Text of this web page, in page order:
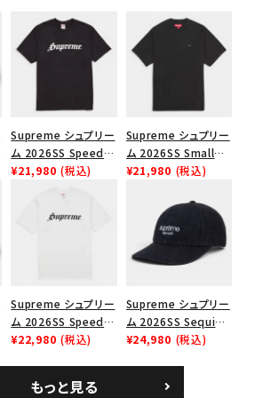
円 ～
Supreme シュプリー
ム 2026SS Speed
Tee スピードTシャツ
¥21,980 (税込)
Supreme シュプリー
ム 2026SS Small
Box Tee スモールボ
¥21,980 (税込)
Supreme シュプリー
ム 2026SS Speed
Tee スピードTシャツ
¥22,980 (税込)
Supreme シュプリー
ム 2026SS Sequin
Denim Classic
シックロゴ 6パネルキ
¥24,980 (税込)
もっと見る